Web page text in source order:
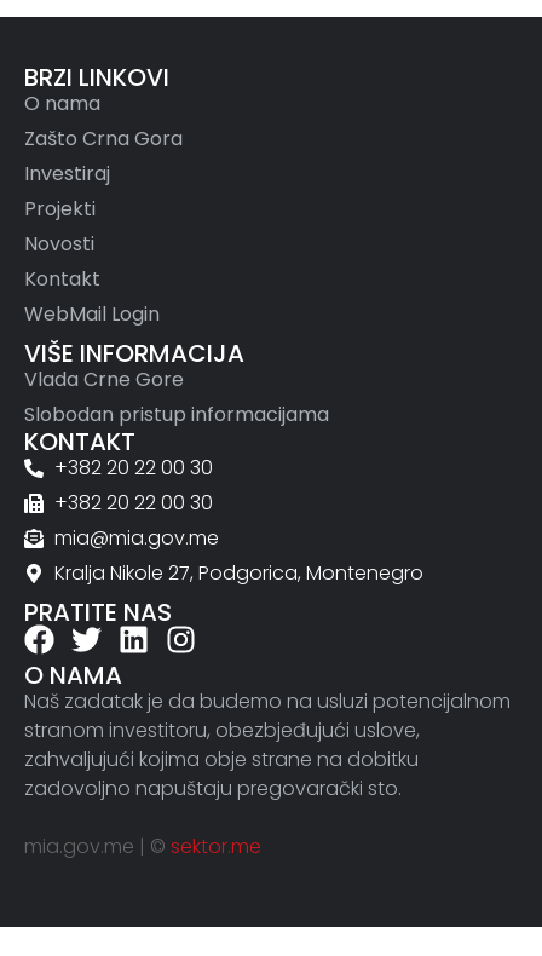
BRZI LINKOVI
O nama
Zašto Crna Gora
Investiraj
Projekti
Novosti
Kontakt
WebMail Login
VIŠE INFORMACIJA
Vlada Crne Gore
Slobodan pristup informacijama
KONTAKT
+382 20 22 00 30
+382 20 22 00 30
mia@mia.gov.me
Kralja Nikole 27, Podgorica, Montenegro
PRATITE NAS
O NAMA
Naš zadatak je da budemo na usluzi potencijalnom
stranom investitoru, obezbjeđujući uslove,
zahvaljujući kojima obje strane na dobitku
zadovoljno napuštaju pregovarački sto.
mia.gov.me | © sektor.me